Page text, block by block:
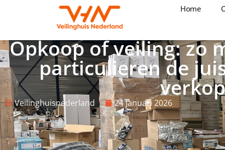
Home
Home Opkoper
Opkoop of veiling: zo
particulieren de
Veilinghuisnederland 24 januari 2026